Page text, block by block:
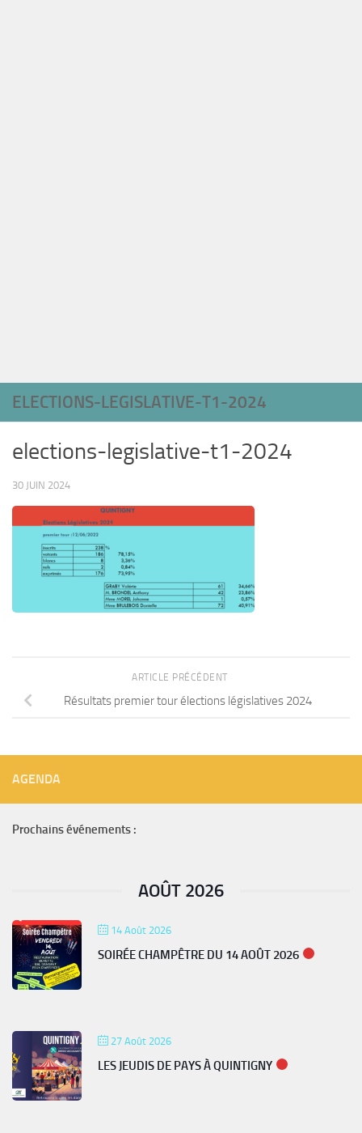
ELECTIONS-LEGISLATIVE-T1-2024
elections-legislative-t1-2024
30 JUIN 2024
ARTICLE PRÉCÉDENT
Résultats premier tour élections législatives 2024
AGENDA
Prochains événements :
AOÛT 2026
14 Août 2026
SOIRÉE CHAMPÊTRE DU 14 AOÛT 2026
27 Août 2026
LES JEUDIS DE PAYS À QUINTIGNY